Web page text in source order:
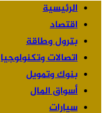
الرئيسية
اقتصاد
بترول وطاقة
اتصالات وتكنولوجيا
بنوك وتمويل
أسواق المال
سيارات